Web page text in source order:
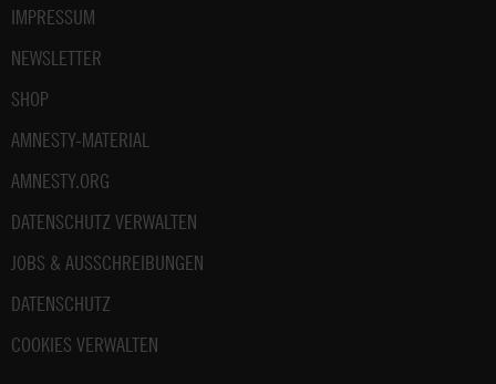
IMPRESSUM
NEWSLETTER
SHOP
AMNESTY-MATERIAL
AMNESTY.ORG
DATENSCHUTZ VERWALTEN
JOBS & AUSSCHREIBUNGEN
DATENSCHUTZ
COOKIES VERWALTEN